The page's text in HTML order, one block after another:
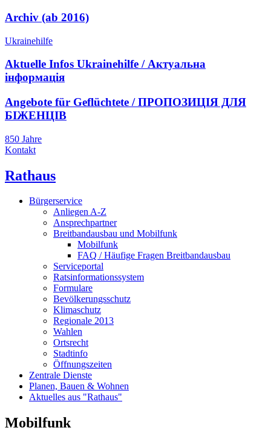
Archiv (ab 2016)
Ukrainehilfe
Aktuelle Infos Ukrainehilfe / Актуальна
інформація
Angebote für Geflüchtete / ПРОПОЗИЦІЯ ДЛЯ
БІЖЕНЦІВ
850 Jahre
Kontakt
Rathaus
Bürgerservice
Anliegen A-Z
Ansprechpartner
Breitbandausbau und Mobilfunk
Mobilfunk
FAQ / Häufige Fragen Breitbandausbau
Serviceportal
Ratsinformationssystem
Formulare
Bevölkerungsschutz
Klimaschutz
Regionale 2013
Wahlen
Ortsrecht
Stadtinfo
Öffnungszeiten
Zentrale Dienste
Planen, Bauen & Wohnen
Aktuelles aus "Rathaus"
Mobilfunk